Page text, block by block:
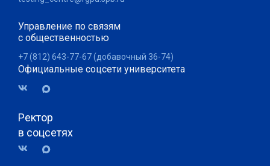
Управление по связям
с общественностью
+7 (812) 643-77-67 (добавочный 36-74)
Официальные соцсети университета
Ректор
в соцсетях